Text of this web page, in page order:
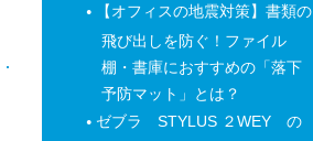
【オフィスの地震対策】書類の
飛び出しを防ぐ！ファイル
棚・書庫におすすめの「落下
予防マット」とは？
ゼブラ STYLUS ２WEY の